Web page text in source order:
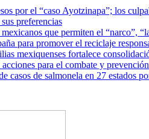
por el “caso Ayotzinapa”; los
preferencias
que permiten el “narco”,
para promover el reciclaje
mexiquenses fortalece
para el combate y
casos de salmonela en 27 estados